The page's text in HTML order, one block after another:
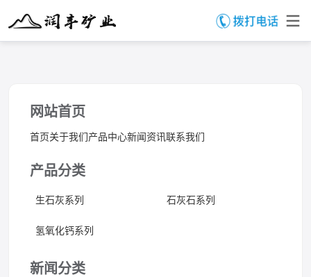
网站首页
首页关于我们产品中心新闻资讯联系我们
产品分类
生石灰系列 石灰石系列
氢氧化钙系列
新闻分类